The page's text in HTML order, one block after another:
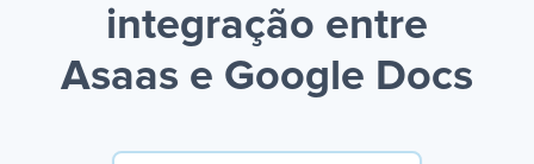
integração entre
Asaas e Google Docs